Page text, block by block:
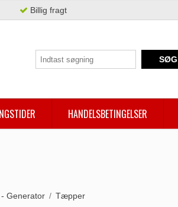
Billig fragt
SØG
HANDELSBETINGELSER
Generator / Tæpper